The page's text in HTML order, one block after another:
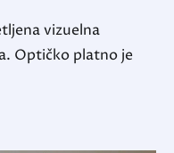
vizuelna
Optičko platno je